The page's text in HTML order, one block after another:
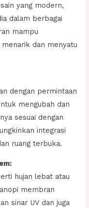
yang modern,
dalam berbagai
mampu
dan menyatu
dengan permintaan
mengubah dan
sesuai dengan
integrasi
ruang terbuka.
hujan lebat atau
membran
sinar UV dan juga